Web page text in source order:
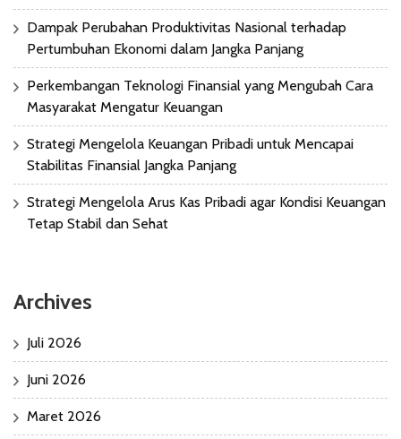
Dampak Perubahan Produktivitas Nasional terhadap
Pertumbuhan Ekonomi dalam Jangka Panjang
Perkembangan Teknologi Finansial yang Mengubah Cara
Masyarakat Mengatur Keuangan
Strategi Mengelola Keuangan Pribadi untuk Mencapai
Stabilitas Finansial Jangka Panjang
Strategi Mengelola Arus Kas Pribadi agar Kondisi Keuangan
Tetap Stabil dan Sehat
Archives
Juli 2026
Juni 2026
Maret 2026